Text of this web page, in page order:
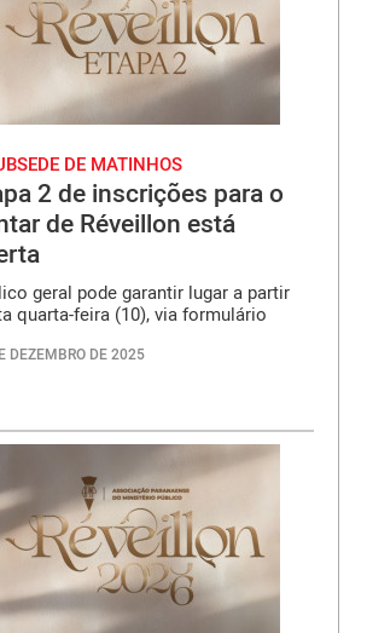
DE MATINHOS
2 de inscrições para o
de Réveillon está
geral pode garantir lugar a partir
quarta-feira (10), via formulário
DEZEMBRO DE 2025